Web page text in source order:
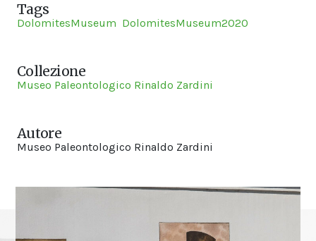
Tags
DolomitesMuseum DolomitesMuseum2020
Collezione
Museo Paleontologico Rinaldo Zardini
Autore
Museo Paleontologico Rinaldo Zardini